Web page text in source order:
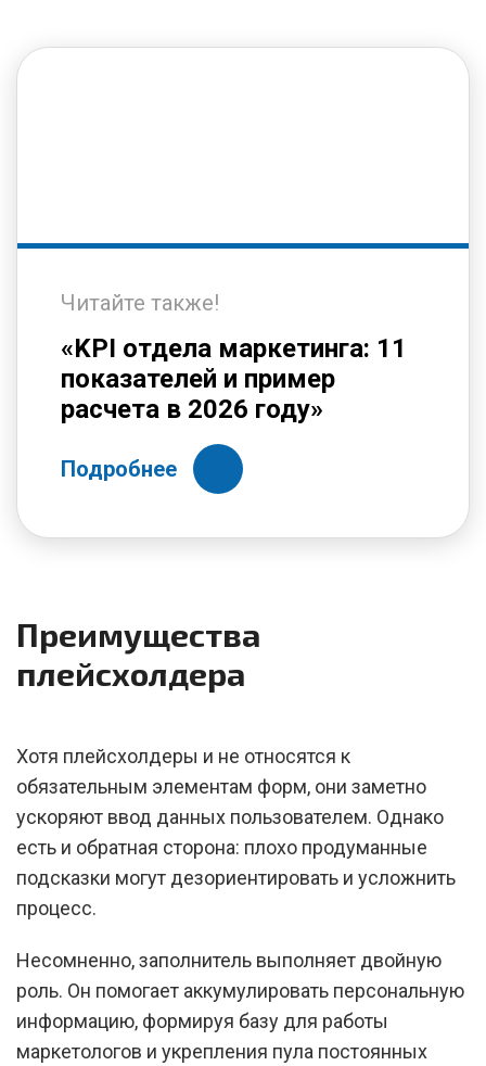
Читайте также!
«KPI отдела маркетинга: 11
показателей и пример
расчета в 2026 году»
Подробнее
Преимущества
плейсхолдера
Хотя плейсхолдеры и не относятся к
обязательным элементам форм, они заметно
ускоряют ввод данных пользователем. Однако
есть и обратная сторона: плохо продуманные
подсказки могут дезориентировать и усложнить
процесс.
Несомненно, заполнитель выполняет двойную
роль. Он помогает аккумулировать персональную
информацию, формируя базу для работы
маркетологов и укрепления пула постоянных